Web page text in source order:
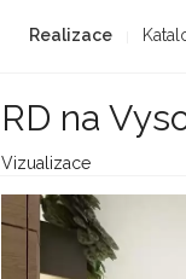
Realizace
RD na
Vizualizace